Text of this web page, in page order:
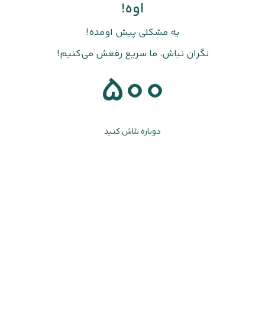
اوه!
یه مشکلی پیش اومده!
نگران نباش، ما سریع رفعش می‌کنیم!
500
دوباره تلاش کنید